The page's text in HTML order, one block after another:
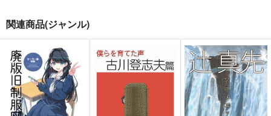
関連商品(ジャンル)